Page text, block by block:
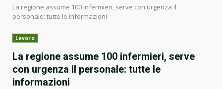
La regione assume 100 infermieri, serve con urgenza il
personale: tutte le informazioni
Lavoro
La regione assume 100 infermieri, serve
con urgenza il personale: tutte le
informazioni